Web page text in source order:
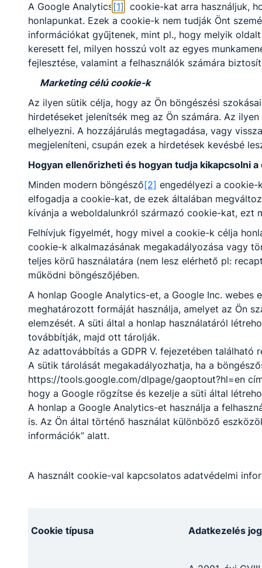
KAPCSOLÓDÓ HÍREK
MUNKAKÖZÖSSÉGENKÉNT IS
TANÉVET ZÁRTUNK A TÜRR-BEN
A tanítási év lezárását követően a záró-
értékelő oktatói testületi értekezlet előtt
iskolánk munkaközösségei egy-egy napot
szántak rá, hogy értékelték az elmúlt 9
közösségépítő programokkal búcsúztassák
a mögöttünk álló időszakot. A tanév során
végzett kitartó és elkötelezett munka után
a munkaközösségi nap jó alkalom volt arra
is, hogy kollégáink kötetlenebb formában is
együtt töltsenek néhány kellemes órát.
2026. jún. 30. FZ
AZ ÉV TÜRRÖS TANÁRA: AGYAGÁSI
ANETT
választják a diákok és oktatók titkos
A Google Analytics [1] cookie-kat arra használjuk,
honlapunkat. Ezek a cookie-k nem tudják Önt
információkat gyűjtenek, mint pl., hogy melyik
keresett fel, milyen hosszú volt az egyes
fejlesztése, valamint a felhasználók számára
Marketing célú cookie-k
Az ilyen sütik célja, hogy az Ön böngészési
hirdetéseket jelenítsék meg az Ön számára. Az
elhelyezni. A hozzájárulás megtagadása, vagy
megjeleníteni, csupán ezek a hirdetések kevésbé
Hogyan ellenőrizheti és hogyan tudja kikapcsolni
Minden modern böngésző[2] engedélyezi a
elfogadja a cookie-kat, de ezek általában
kívánja a weboldalunkról származó cookie-kat, ezt
Felhívjuk figyelmét, hogy mivel a cookie-k célja
cookie-k alkalmazásának megakadályozása vagy
teljes körű használatára (nem lesz elérhető pl:
működni böngészőjében.
A honlap Google Analytics-et, a Google Inc. webes
meghatározott formáját használja, amelyet az Ön
elemzését. A süti által a honlap használatáról
továbbítják, majd ott tárolják.
Az adattovábbítás a GDPR V. fejezetében
A sütik tárolását megakadályozhatja, ha a
https://tools.google.com/dlpage/gaoptout?hl=en
hogy a Google rögzítse és kezelje a süti által
A honlap a Google Analytics-et használja a
is. Az Ön által történő használat különböző
információk” alatt.
A használt cookie-val kapcsolatos adatvédelmi
Cookie típusa Adatkezelés